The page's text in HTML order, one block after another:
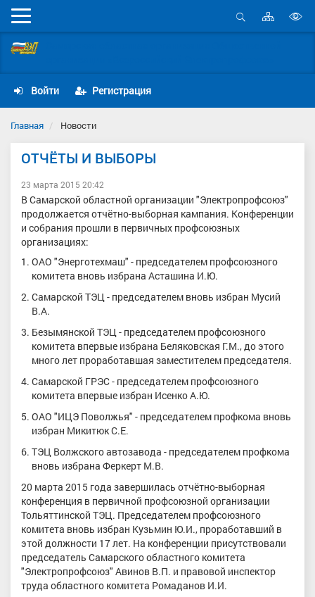
Мобильное
меню
Открыть
Карта
сайта
Войти Регистрация
Главная Новости
ОТЧЁТЫ И ВЫБОРЫ
23 марта 2015 20:42
В Самарской областной организации "Электропрофсоюз"
продолжается отчётно-выборная кампания. Конференции
и собрания прошли в первичных профсоюзных
организациях:
ОАО "Энерготехмаш" - председателем профсоюзного
комитета вновь избрана Асташина И.Ю.
Самарской ТЭЦ - председателем вновь избран Мусий
В.А.
Безымянской ТЭЦ - председателем профсоюзного
комитета впервые избрана Беляковская Г.М., до этого
много лет проработавшая заместителем председателя.
Самарской ГРЭС - председателем профсоюзного
комитета впервые избран Исенко А.Ю.
ОАО "ИЦЭ Поволжья" - председателем профкома вновь
избран Микитюк С.Е.
ТЭЦ Волжского автозавода - председателем профкома
вновь избрана Феркерт М.В.
20 марта 2015 года завершилась отчётно-выборная
конференция в первичной профсоюзной организации
Тольяттинской ТЭЦ. Председателем профсоюзного
комитета вновь избран Кузьмин Ю.И., проработавший в
этой должности 17 лет. На конференции присутствовали
председатель Самарского областного комитета
"Электропрофсоюз" Авинов В.П. и правовой инспектор
труда областного комитета Ромаданов И.И.